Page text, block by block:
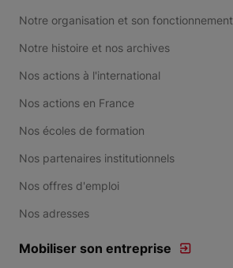
Notre organisation et son fonctionnement
Notre histoire et nos archives
Nos actions à l'international
Nos actions en France
Nos écoles de formation
Nos partenaires institutionnels
Nos offres d'emploi
Nos adresses
Mobiliser son entreprise